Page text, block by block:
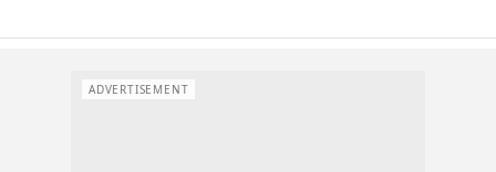
ADVERTISEMENT